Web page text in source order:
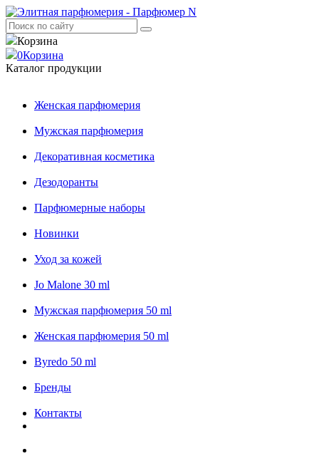
Корзина
0Корзина
Каталог продукции
Женская парфюмерия
Мужская парфюмерия
Декоративная косметика
Дезодоранты
Парфюмерные наборы
Новинки
Уход за кожей
Jo Malone 30 ml
Мужская парфюмерия 50 ml
Женская парфюмерия 50 ml
Byredo 50 ml
Бренды
Контакты